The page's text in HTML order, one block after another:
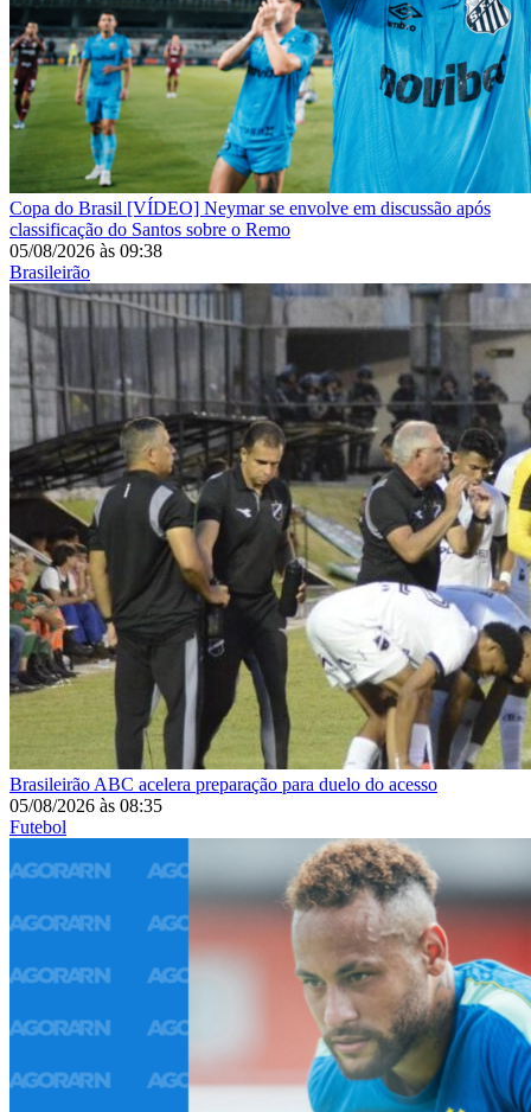
Copa do Brasil [VÍDEO] Neymar se envolve em discussão após
classificação do Santos sobre o Remo
05/08/2026 às 09:38
Brasileirão
Brasileirão ABC acelera preparação para duelo do acesso
05/08/2026 às 08:35
Futebol